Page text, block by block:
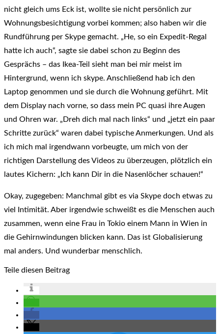
nicht gleich ums Eck ist, wollte sie nicht persönlich zur
Wohnungsbesichtigung vorbei kommen; also haben wir die
Rundführung per Skype gemacht. „He, so ein Expedit-Regal
hatte ich auch“, sagte sie dabei schon zu Beginn des
Gesprächs – das Ikea-Teil sieht man bei mir meist im
Hintergrund, wenn ich skype. Anschließend hab ich den
Laptop genommen und sie durch die Wohnung geführt. Mit
dem Display nach vorne, so dass mein PC quasi ihre Augen
und Ohren war. „Dreh dich mal nach links“ und „jetzt ein paar
Schritte zurück“ waren dabei typische Anmerkungen. Und als
ich mich mal irgendwann vorbeugte, um mich von der
richtigen Darstellung des Videos zu überzeugen, plötzlich ein
lautes Kichern: „Ich kann Dir in die Nasenlöcher schauen!“
Okay, zugegeben: Manchmal gibt es via Skype doch etwas zu
viel Intimität. Aber irgendwie schweißt es die Menschen auch
zusammen, wenn eine Frau in Tokio einem Mann in Wien in
die Gehirnwindungen blicken kann. Das ist Globalisierung
mal anders. Und wunderbar menschlich.
Teile diesen Beitrag